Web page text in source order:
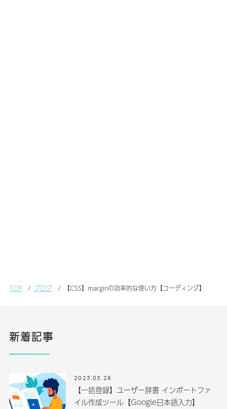
TOP ブログ 【CSS】marginの効率的な使い方【コーディング】
新着記事
2025.05.28
【一括登録】ユーザー辞書 インポートファ
イル作成ツール【Google日本語入力】